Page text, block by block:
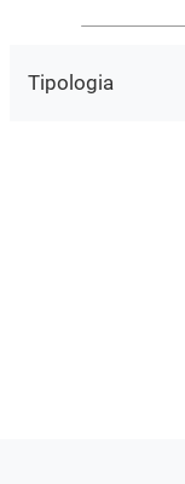
Tipologia